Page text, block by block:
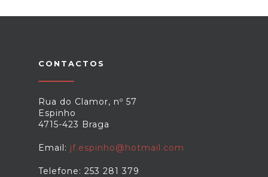
em: https://files.dre.pt/2s/2023/01/018000002/
CONTACTOS
Rua do Clamor, nº 57
Espinho
4715-423 Braga
Email: jf.espinho@hotmail.com
Telefone: 253 281 379